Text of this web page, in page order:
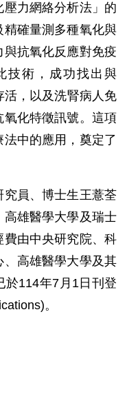
力網絡分析法」的
確量測多種氧化與
抗氧化反應對免疫
技術，成功找出與
活，以及洗腎病人免
化特徵訊號。這項
中的應用，奠定了
員、博士生王薏荃
雄醫學大學及瑞士
由中央研究院、科
高雄醫學大學及其
於114年7月1日刊登
。